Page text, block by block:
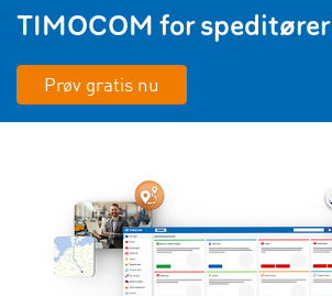
TIMOCOM for speditører
Prøv gratis nu